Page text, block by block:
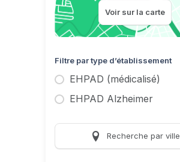
Voir sur la carte
Filtre par type d’établissement
EHPAD (médicalisé)
EHPAD Alzheimer
Recherche par ville